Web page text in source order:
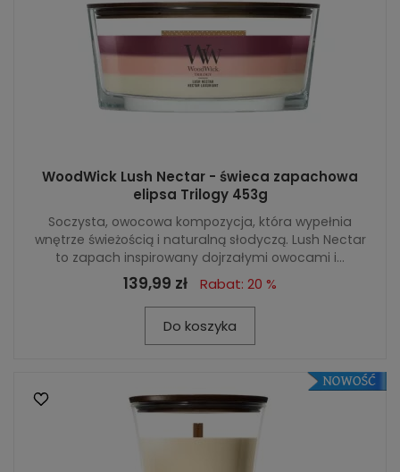
WoodWick Lush Nectar - świeca zapachowa
elipsa Trilogy 453g
Soczysta, owocowa kompozycja, która wypełnia
wnętrze świeżością i naturalną słodyczą. Lush Nectar
to zapach inspirowany dojrzałymi owocami i...
139,99 zł Rabat: 20 %
Do koszyka